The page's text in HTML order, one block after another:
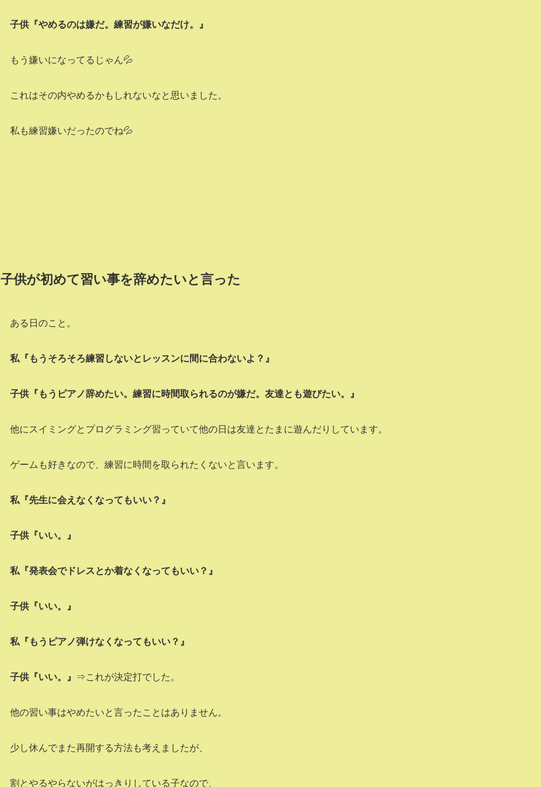
子供『やめるのは嫌だ。練習が嫌いなだけ。』
もう嫌いになってるじゃん💦
これはその内やめるかもしれないなと思いました。
私も練習嫌いだったのでね💦
子供が初めて習い事を辞めたいと言った
ある日のこと。
私『もうそろそろ練習しないとレッスンに間に合わないよ？』
子供『もうピアノ辞めたい。練習に時間取られるのが嫌だ。友達とも遊びたい。』
他にスイミングとプログラミング習っていて他の日は友達とたまに遊んだりしています。
ゲームも好きなので、練習に時間を取られたくないと言います。
私『先生に会えなくなってもいい？』
子供『いい。』
私『発表会でドレスとか着なくなってもいい？』
子供『いい。』
私『もうピアノ弾けなくなってもいい？』
子供『いい。』 ⇒これが決定打でした。
他の習い事はやめたいと言ったことはありません。
少し休んでまた再開する方法も考えましたが、
割とやるやらないがはっきりしている子なので、